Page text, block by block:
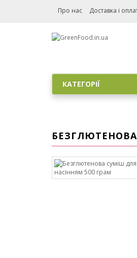
Про нас Доставка і
КАТЕГОРІЇ